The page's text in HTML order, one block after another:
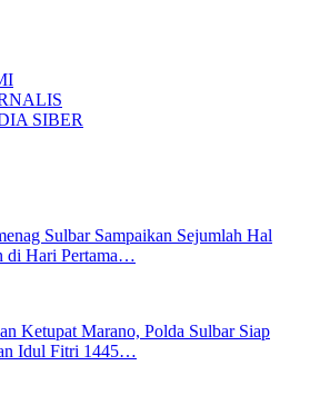
SIBER
Sulbar Sampaikan Sejumlah Hal
di Hari Pertama…
Ketupat Marano, Polda Sulbar Siap
Idul Fitri 1445…